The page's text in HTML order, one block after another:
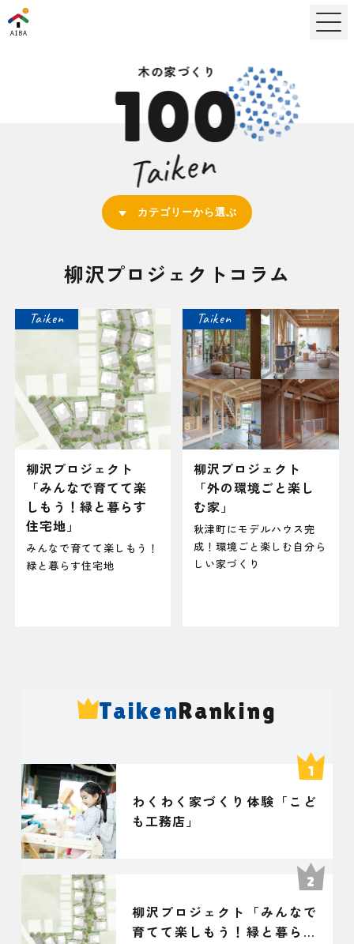
木の家づくり
100
Taiken
カテゴリーから選ぶ
柳沢プロジェクトコラム
Taiken
柳沢プロジェクト
「みんなで育てて楽
しもう！緑と暮らす
住宅地」
みんなで育てて楽しもう！
緑と暮らす住宅地
Taiken
柳沢プロジェクト
「外の環境ごと楽し
む家」
秋津町にモデルハウス完
成！環境ごと楽しむ自分ら
しい家づくり
TaikenRanking
わくわく家づくり体験「こど
も工務店」
柳沢プロジェクト「みんなで
育てて楽しもう！緑と暮らす